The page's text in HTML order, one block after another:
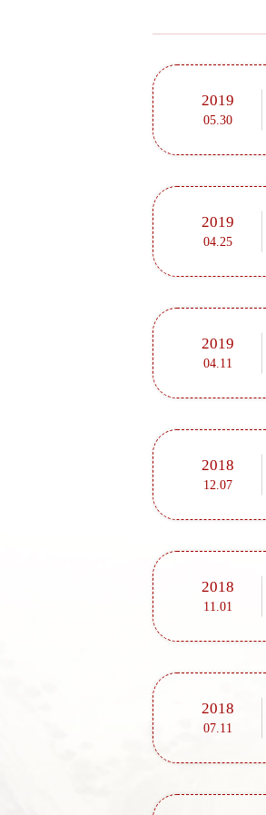
2019
05.30
2019
04.25
2019
04.11
2018
12.07
2018
11.01
2018
07.11